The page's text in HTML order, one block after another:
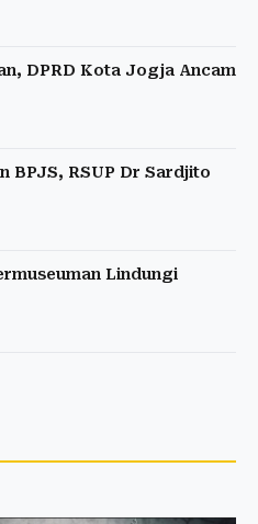
DPRD Kota Jogja Ancam
BPJS, RSUP Dr Sardjito
Lindungi